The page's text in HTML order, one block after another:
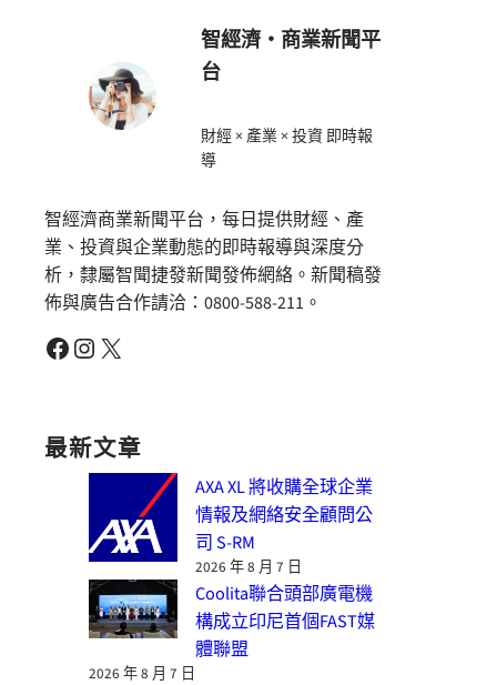
智經濟・商業新聞平
台
財經 × 產業 × 投資 即時報
導
智經濟商業新聞平台，每日提供財經、產
業、投資與企業動態的即時報導與深度分
析，隸屬智聞捷發新聞發佈網絡。新聞稿發
佈與廣告合作請洽：0800-588-211。
Facebook Instagram X
最新文章
AXA XL 將收購全球企業
情報及網絡安全顧問公
司 S-RM
2026 年 8 月 7 日
Coolita聯合頭部廣電機
構成立印尼首個FAST媒
體聯盟
2026 年 8 月 7 日